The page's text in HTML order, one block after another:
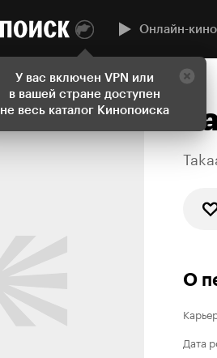
У вас включен VPN или
в вашей стране доступен
не весь каталог Кинопоиска
Онлайн-
О
Дата